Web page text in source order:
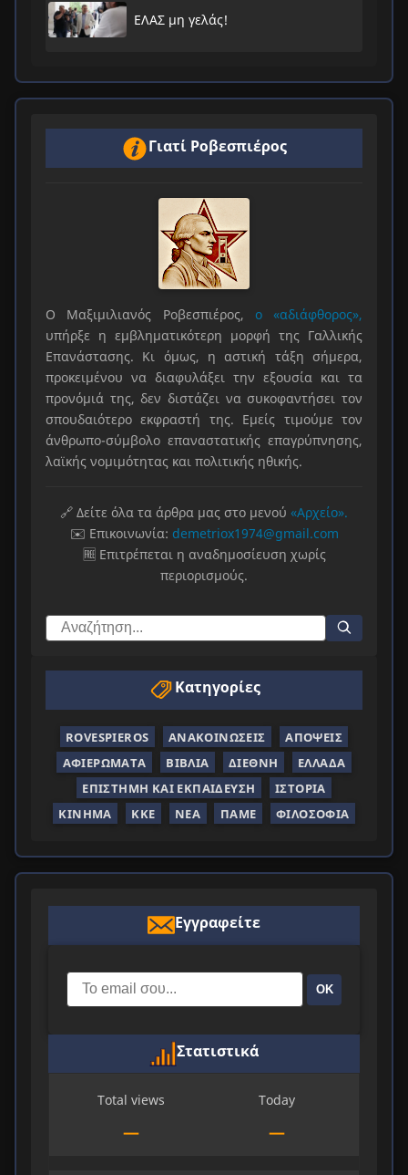
ΕΛΑΣ μη γελάς!
Γιατί Ροβεσπιέρος
Ο Μαξιμιλιανός Ροβεσπιέρος, ο «αδιάφθορος»,
υπήρξε η εμβληματικότερη μορφή της Γαλλικής
Επανάστασης. Κι όμως, η αστική τάξη σήμερα,
προκειμένου να διαφυλάξει την εξουσία και τα
προνόμιά της, δεν διστάζει να συκοφαντήσει τον
σπουδαιότερο εκφραστή της. Εμείς τιμούμε τον
άνθρωπο-σύμβολο επαναστατικής επαγρύπνησης,
λαϊκής νομιμότητας και πολιτικής ηθικής.
🔗 Δείτε όλα τα άρθρα μας στο μενού «Αρχείο».
✉️ Επικοινωνία: demetriox1974@gmail.com
🆓 Επιτρέπεται η αναδημοσίευση χωρίς
περιορισμούς.
Κατηγορίες
ROVESPIEROS ΑΝΑΚΟΙΝΏΣΕΙΣ
ΑΠΌΨΕΙΣ
ΑΦΙΕΡΏΜΑΤΑ
ΒΙΒΛΊΑ ΔΙΕΘΝΉ
ΕΛΛΆΔΑ
ΕΠΙΣΤΉΜΗ ΚΑΙ ΕΚΠΑΊΔΕΥΣΗ
ΙΣΤΟΡΊΑ
ΚΊΝΗΜΑ
ΚΚΕ ΝΈΑ ΠΑΜΕ ΦΙΛΟΣΟΦΊΑ
Εγγραφείτε
ΟΚ
Στατιστικά
Total views
—
Today
—